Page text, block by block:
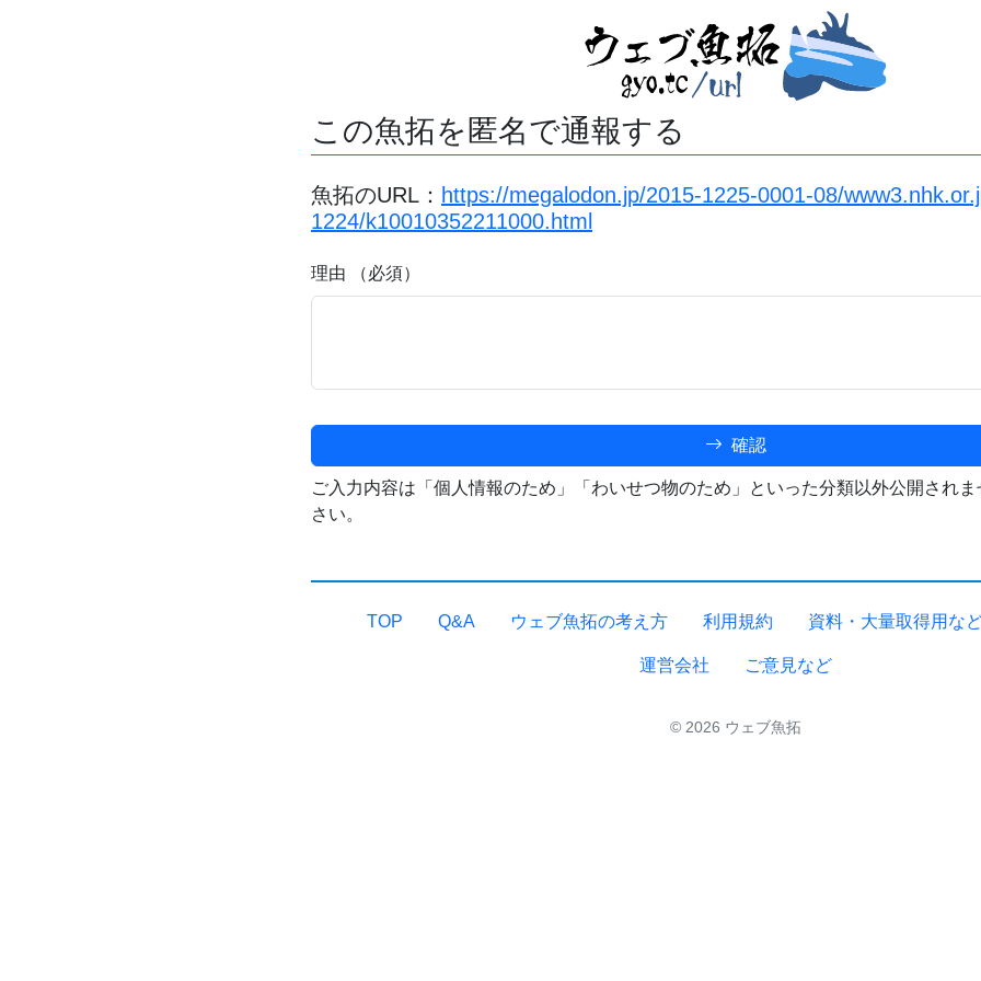
この魚拓を匿名で通報する
魚拓のURL： https://megalodon.jp/2015-1225-0001-08/
1224/k10010352211000.html
理由 （必須）
確認
ご入力内容は「個人情報のため」「わいせつ物のため」といった分類以外公開され
さい。
TOP Q&A ウェブ魚拓の考え方 利用規約 資料・大量取得用な
運営会社 ご意見など
© 2026 ウェブ魚拓